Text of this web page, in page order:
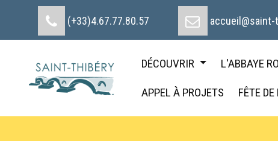
(+33)4.67.77.80.57
DÉCOUVRIR L'ABBAYE
APPEL À PROJETS FÊTE
Cookies management panel